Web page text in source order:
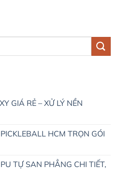
GIÁ RẺ – XỬ LÝ NỀN
HCM TRỌN GÓI
TỰ SAN PHẲNG CHI TIẾT,